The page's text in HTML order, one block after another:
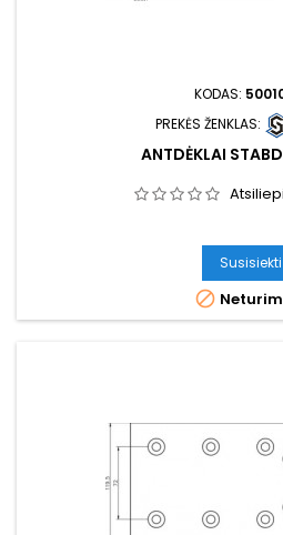
KODAS:
PREKĖS ŽENKLAS:
ANTDĖKLAI
Susisiekti
